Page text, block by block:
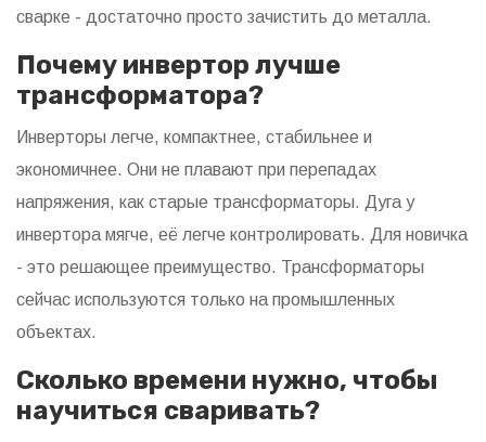
сварке - достаточно просто зачистить до металла.
Почему инвертор лучше
трансформатора?
Инверторы легче, компактнее, стабильнее и
экономичнее. Они не плавают при перепадах
напряжения, как старые трансформаторы. Дуга у
инвертора мягче, её легче контролировать. Для новичка
- это решающее преимущество. Трансформаторы
сейчас используются только на промышленных
объектах.
Сколько времени нужно, чтобы
научиться сваривать?